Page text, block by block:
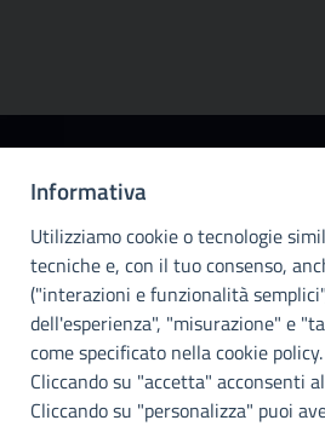
metropolitana di
Palermo
Info e contatti
Città Metropoliitana di Palermo
Via Maqueda, 100 - 90134 - Palermo
Cod. Fisc. 80021470820
PEC: cm.pa@cert.cittametropolitana.pa.it
Informativa
Utilizziamo cookie o tecnologie
tecniche e, con il tuo consenso,
("interazioni e funzionalità
dell'esperienza", "misurazione" e
come specificato nella cookie policy.
Cliccando su "accetta" acconsenti
Cliccando su "personalizza" puoi